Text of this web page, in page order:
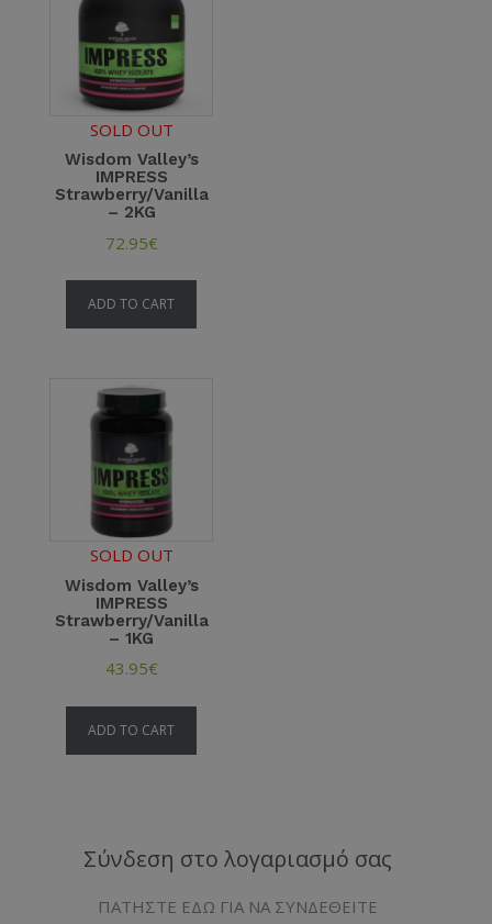
SOLD OUT
Wisdom Valley’s
IMPRESS
Strawberry/Vanilla
– 2KG
72.95€
ADD TO CART
SOLD OUT
Wisdom Valley’s
IMPRESS
Strawberry/Vanilla
– 1KG
43.95€
ADD TO CART
Σύνδεση στο λογαριασμό σας
ΠΑΤΗΣΤΕ ΕΔΩ ΓΙΑ ΝΑ ΣΥΝΔΕΘΕΙΤΕ